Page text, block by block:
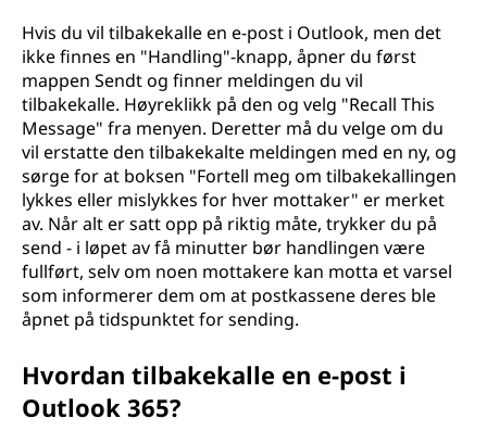
Hvis du vil tilbakekalle en e-post i Outlook, men det
ikke finnes en "Handling"-knapp, åpner du først
mappen Sendt og finner meldingen du vil
tilbakekalle. Høyreklikk på den og velg "Recall This
Message" fra menyen. Deretter må du velge om du
vil erstatte den tilbakekalte meldingen med en ny, og
sørge for at boksen "Fortell meg om tilbakekallingen
lykkes eller mislykkes for hver mottaker" er merket
av. Når alt er satt opp på riktig måte, trykker du på
send - i løpet av få minutter bør handlingen være
fullført, selv om noen mottakere kan motta et varsel
som informerer dem om at postkassene deres ble
åpnet på tidspunktet for sending.
Hvordan tilbakekalle en e-post i
Outlook 365?